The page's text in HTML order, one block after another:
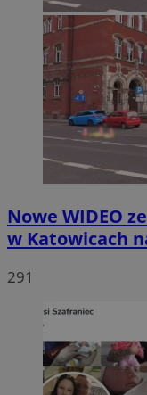
Nowe WIDEO
w Katowicach
291